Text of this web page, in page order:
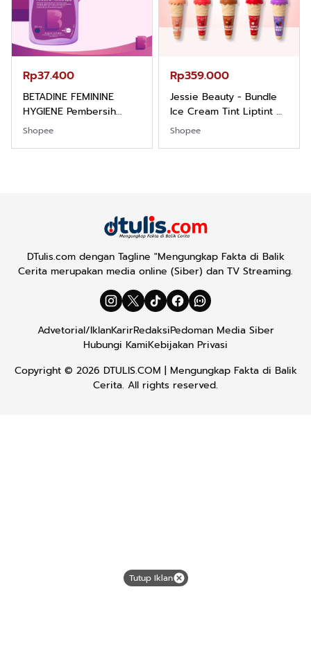
Rp37.400
BETADINE FEMININE
HYGIENE Pembersih
Kewanitaan 60ml
Shopee
Rp359.000
Jessie Beauty - Bundle
Ice Cream Tint Liptint All
Variant
Shopee
Tutup Iklan
DTulis.com dengan Tagline "Mengungkap Fakta di Balik
Cerita merupakan media online (Siber) dan TV Streaming.
Advetorial/IklanKarirRedaksiPedoman Media Siber
Hubungi KamiKebijakan Privasi
Copyright © 2026 DTULIS.COM | Mengungkap Fakta di Balik
Cerita. All rights reserved.